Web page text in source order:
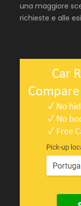
una maggiore
richieste e alle